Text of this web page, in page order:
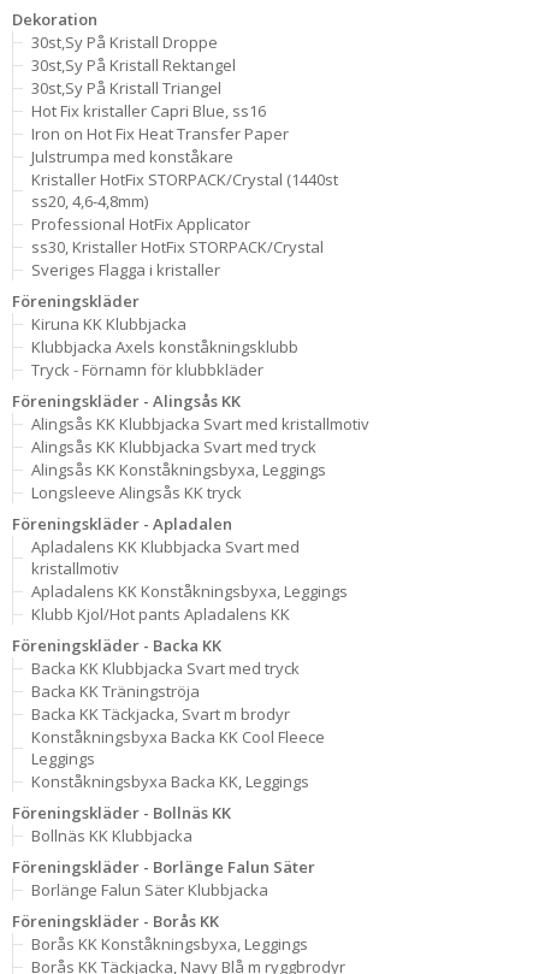
Dekoration
30st,Sy På Kristall Droppe
30st,Sy På Kristall Rektangel
30st,Sy På Kristall Triangel
Hot Fix kristaller Capri Blue, ss16
Iron on Hot Fix Heat Transfer Paper
Julstrumpa med konståkare
Kristaller HotFix STORPACK/Crystal (1440st
ss20, 4,6-4,8mm)
Professional HotFix Applicator
ss30, Kristaller HotFix STORPACK/Crystal
Sveriges Flagga i kristaller
Föreningskläder
Kiruna KK Klubbjacka
Klubbjacka Axels konståkningsklubb
Tryck - Förnamn för klubbkläder
Föreningskläder - Alingsås KK
Alingsås KK Klubbjacka Svart med kristallmotiv
Alingsås KK Klubbjacka Svart med tryck
Alingsås KK Konståkningsbyxa, Leggings
Longsleeve Alingsås KK tryck
Föreningskläder - Apladalen
Apladalens KK Klubbjacka Svart med
kristallmotiv
Apladalens KK Konståkningsbyxa, Leggings
Klubb Kjol/Hot pants Apladalens KK
Föreningskläder - Backa KK
Backa KK Klubbjacka Svart med tryck
Backa KK Träningströja
Backa KK Täckjacka, Svart m brodyr
Konståkningsbyxa Backa KK Cool Fleece
Leggings
Konståkningsbyxa Backa KK, Leggings
Föreningskläder - Bollnäs KK
Bollnäs KK Klubbjacka
Föreningskläder - Borlänge Falun Säter
Borlänge Falun Säter Klubbjacka
Föreningskläder - Borås KK
Borås KK Konståkningsbyxa, Leggings
Borås KK Täckjacka, Navy Blå m ryggbrodyr